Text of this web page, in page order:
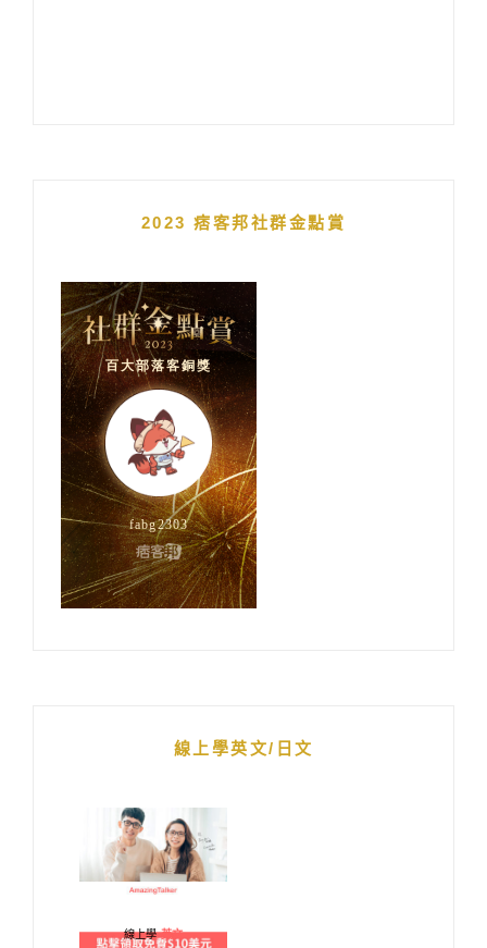
2023 痞客邦社群金點賞
線上學英文/日文
線上學英文